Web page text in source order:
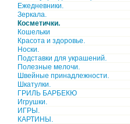
Ежедневники.
Зеркала.
Косметички.
Кошельки
Красота и здоровье.
Носки.
Подставки для украшений.
Полезные мелочи.
Швейные принадлежности.
Шкатулки.
ГРИЛЬ БАРБЕКЮ
Игрушки.
ИГРЫ.
КАРТИНЫ.